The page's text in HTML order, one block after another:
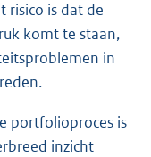
risico is dat de
komt te staan,
in
portfolioproces is
inzicht